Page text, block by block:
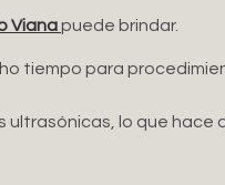
Vianapuede brindar.
tiempo para
ultrasónicas, lo que hace